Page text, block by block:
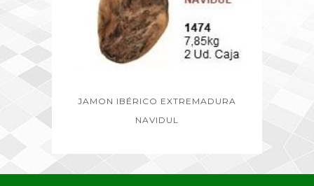
JAMON IBÉRICO EXTREMADURA
NAVIDUL